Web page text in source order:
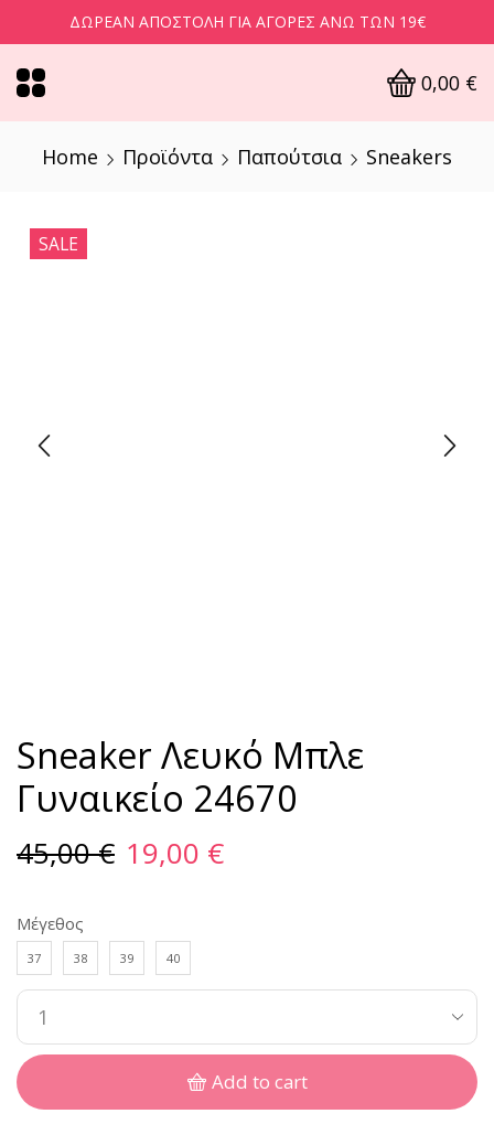
ΔΩΡΕΆΝ ΑΠΟΣΤΟΛΉ ΓΙΑ ΑΓΟΡΈΣ ΆΝΩ ΤΩΝ 19€
0,00 €
Home Προϊόντα Παπούτσια Sneakers
SALE
Sneaker Λευκό Μπλε
Γυναικείο 24670
45,00€ 19,00 €
Μέγεθος
37 38 39 40
Add to cart